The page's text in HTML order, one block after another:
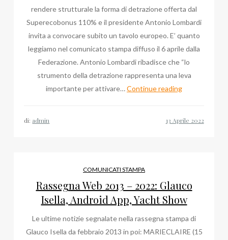
rendere strutturale la forma di detrazione offerta dal
Superecobonus 110% e il presidente Antonio Lombardi
invita a convocare subito un tavolo europeo. E’ quanto
leggiamo nel comunicato stampa diffuso il 6 aprile dalla
Federazione. Antonio Lombardi ribadisce che “lo
strumento della detrazione rappresenta una leva
importante per attivare…Continue readingFederCepi
di
aprile
di: admin
COMUNICATI STAMPA
Rassegna Web 2013 – 2022: Glauco
Isella, Android App, Yacht Show
Le ultime notizie segnalate nella rassegna stampa di
Glauco Isella da febbraio 2013 in poi: MARIECLAIRE (15